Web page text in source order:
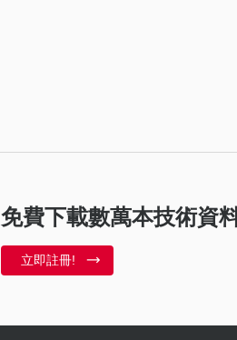
免費下載數萬本技術資
立即註冊!